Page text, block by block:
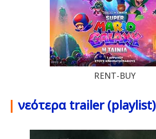
RENT-BUY
| νεότερα trailer (playlist)